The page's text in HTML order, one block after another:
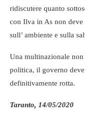
ridiscutere quanto
con Ilva in As non deve
sull’ ambiente e sulla
Una multinazionale non
politica, il governo
definitivamente rotta.
Taranto, 14/05/2020